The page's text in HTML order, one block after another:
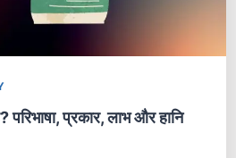
परिभाषा, प्रकार, लाभ और हानि